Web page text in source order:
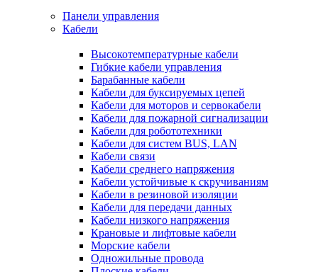
Панели управления
Кабели
Высокотемпературные кабели
Гибкие кабели управления
Барабанные кабели
Кабели для буксируемых цепей
Кабели для моторов и сервокабели
Кабели для пожарной сигнализации
Кабели для робототехники
Кабели для систем BUS, LAN
Кабели связи
Кабели среднего напряжения
Кабели устойчивые к скручиваниям
Кабели в резиновой изоляции
Кабели для передачи данных
Кабели низкого напряжения
Крановые и лифтовые кабели
Морские кабели
Одножильные провода